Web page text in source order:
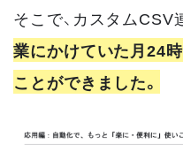
そこで、カスタムCSV
業にかけていた月24
ことができました。